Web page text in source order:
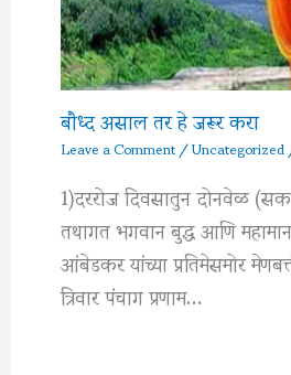
बौध्द असाल तर हे जरूर करा
Leave a Comment/Uncategorized
1)दररोज दिवसातुन दोनवेळ
तथागत भगवान बुद्ध आणि
आंबेडकर यांच्या प्रतिमेसमोर
त्रिवार पंचाग प्रणाम…